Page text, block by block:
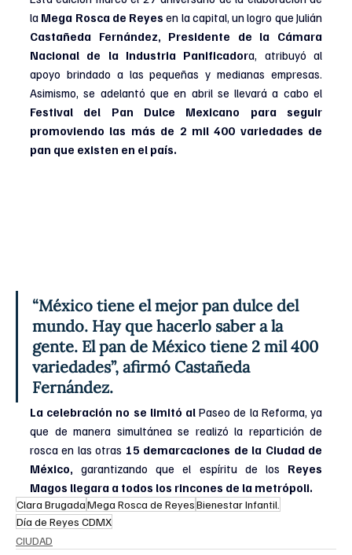
la Mega Rosca de Reyes
Castañeda Fernández, Presidente de la Cámara
Nacional de la Industria Panificadora, atribuyó al
apoyo brindado a las pequeñas y medianas empresas.
Festival del Pan Dulce Mexicano para seguir
promoviendo las más de 2 mil 400 variedades de
pan que existen en el país.
“México tiene el mejor pan dulce del
mundo. Hay que hacerlo saber a la
gente. El pan de México tiene 2 mil 400
variedades”, afirmó Castañeda
Fernández.
La celebración no se limitó al Paseo de la Reforma, ya
que de manera simultánea se realizó la repartición de
rosca en las otras 15 demarcaciones de la Ciudad de
México, garantizando que el espíritu de los Reyes
Magos llegara a todos los rincones de la metrópoli.
Clara BrugadaMega Rosca de ReyesBienestar Infantil.
Día de Reyes CDMX
CIUDAD